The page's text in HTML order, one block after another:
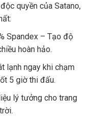
quyền của Satano,
Spandex – Tạo độ
hoàn hảo.
lạnh ngay khi chạm
5 giờ thi đấu.
lý tưởng cho trang